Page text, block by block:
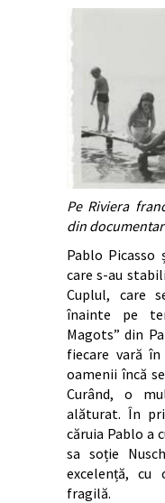
Pe Riviera
din
Pablo
care s-au
Cuplul, care
înainte pe
Magots” din
fiecare vară
oamenii încă
Curând, o
alăturat. În
căruia Pablo a
sa soție
excelență, cu
fragilă.